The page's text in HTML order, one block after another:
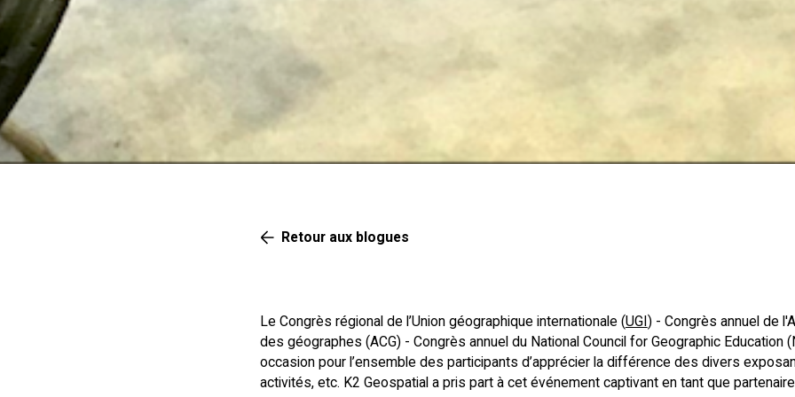
Retour aux blogues
Le Congrès régional de l’Union géographique internationale (UGI) - Congrès annuel de
des géographes (ACG) - Congrès annuel du National Council for Geographic Education
occasion pour l’ensemble des participants d’apprécier la différence des divers
activités, etc. K2 Geospatial a pris part à cet événement captivant en tant que partenaire